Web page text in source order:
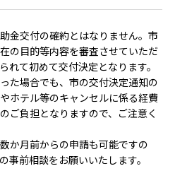
金交付の確約とはなりません。市
の目的等内容を審査させていただ
れて初めて交付決定となります。
た場合でも、市の交付決定通知の
ホテル等のキャンセルに係る経費
ご負担となりますので、ご注意く
か月前からの申請も可能ですの
事前相談をお願いいたします。